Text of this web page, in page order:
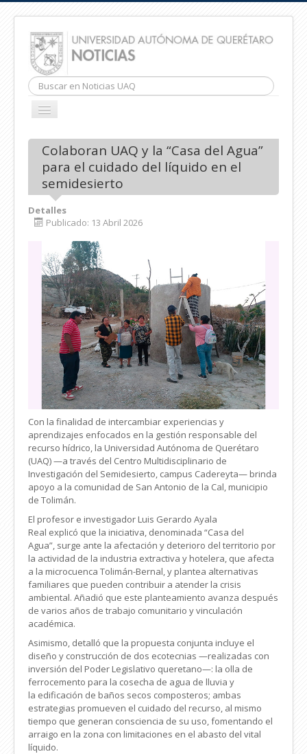
Buscar...
CAMBIAR
INICIO
Colaboran UAQ y la “Casa del Agua”
para el cuidado del líquido en el
semidesierto
Detalles
Publicado: 13 Abril 2026
Con la finalidad de intercambiar experiencias y
aprendizajes enfocados en la gestión responsable del
recurso hídrico, la Universidad Autónoma de Querétaro
(UAQ) —a través del Centro Multidisciplinario de
Investigación del Semidesierto, campus Cadereyta— brinda
apoyo a la comunidad de San Antonio de la Cal, municipio
de Tolimán.
El profesor e investigador Luis Gerardo Ayala
Real explicó que la iniciativa, denominada “Casa del
Agua”, surge ante la afectación y deterioro del territorio por
la actividad de la industria extractiva y hotelera, que afecta
a la microcuenca Tolimán-Bernal, y plantea alternativas
familiares que pueden contribuir a atender la crisis
ambiental. Añadió que este planteamiento avanza después
de varios años de trabajo comunitario y vinculación
académica.
Asimismo, detalló que la propuesta conjunta incluye el
diseño y construcción de dos ecotecnias —realizadas con
inversión del Poder Legislativo queretano—: la olla de
ferrocemento para la cosecha de agua de lluvia y
la edificación de baños secos composteros; ambas
estrategias promueven el cuidado del recurso, al mismo
tiempo que generan consciencia de su uso, fomentando el
arraigo en la zona con limitaciones en el abasto del vital
líquido.